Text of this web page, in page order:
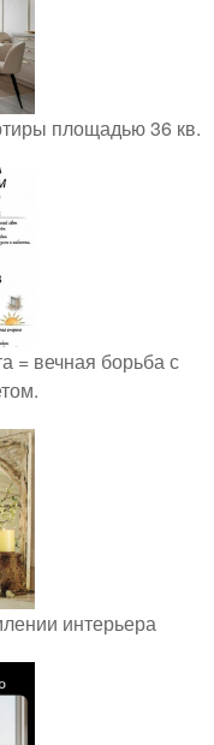
площадью 36 кв.
= вечная борьба с
интерьера